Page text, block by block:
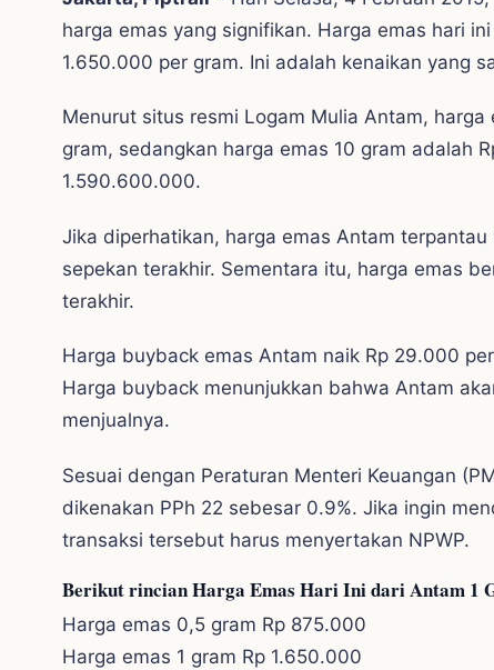
harga emas yang signifikan. Harga emas hari
1.650.000 per gram. Ini adalah kenaikan yang
Menurut situs resmi Logam Mulia Antam,
gram, sedangkan harga emas 10 gram adalah
1.590.600.000.
Jika diperhatikan, harga emas Antam
sepekan terakhir. Sementara itu, harga emas
terakhir.
Harga buyback emas Antam naik Rp 29.000
Harga buyback menunjukkan bahwa Antam
menjualnya.
Sesuai dengan Peraturan Menteri Keuangan
dikenakan PPh 22 sebesar 0.9%. Jika ingin
transaksi tersebut harus menyertakan NPWP.
Berikut rincian Harga Emas Hari Ini dari Antam 1
Harga emas 0,5 gram Rp 875.000
Harga emas 1 gram Rp 1.650.000